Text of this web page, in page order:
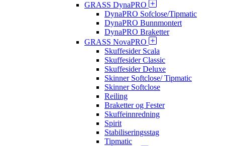
GRASS DynaPRO
DynaPRO Sofclose/Tipmatic
DynaPRO Bunnmontert
DynaPRO Braketter
GRASS NovaPRO
Skuffesider Scala
Skuffesider Classic
Skuffesider Deluxe
Skinner Softclose/ Tipmatic
Skinner Softclose
Reiling
Braketter og Fester
Skuffeinnredning
Spirit
Stabiliseringsstag
Tipmatic